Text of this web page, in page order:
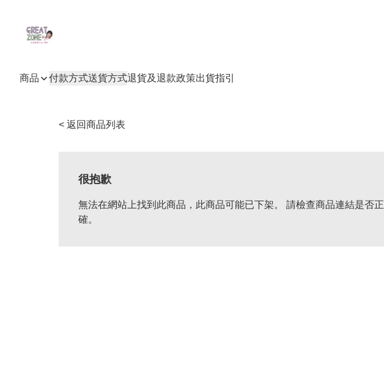
商品 付款方式送貨方式退貨及退款政策出貨指引
< 返回商品列表
很抱歉
無法在網站上找到此商品，此商品可能已下架。 請檢查商品連結是否正
確。